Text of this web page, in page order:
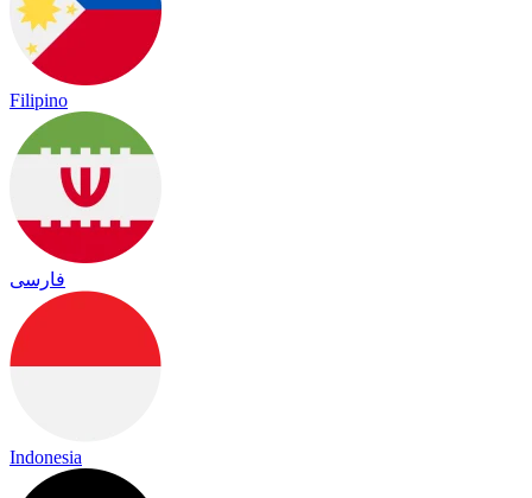
Filipino
فارسی
Indonesia